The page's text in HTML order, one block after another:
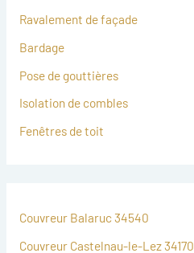
Ravalement de façade
Bardage
Pose de gouttières
Isolation de combles
Fenêtres de toit
Couvreur Balaruc 34540
Couvreur Castelnau-le-Lez 34170